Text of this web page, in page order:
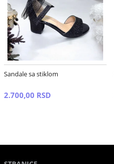
Sandale sa stiklom
2.700,00 RSD